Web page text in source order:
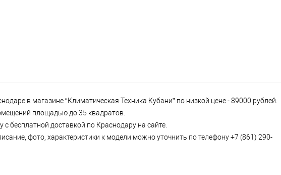
в магазине “Климатическая Техника Кубани” по низкой цене - 89000 рублей.
площадью до 35 квадратов.
с бесплатной доставкой по Краснодару на сайте.
фото, характеристики к модели можно уточнить по телефону +7 (861) 290-